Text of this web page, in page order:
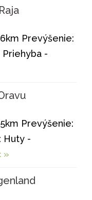
Prevýšenie:
Priehyba -
Prevýšenie:
Huty -
»